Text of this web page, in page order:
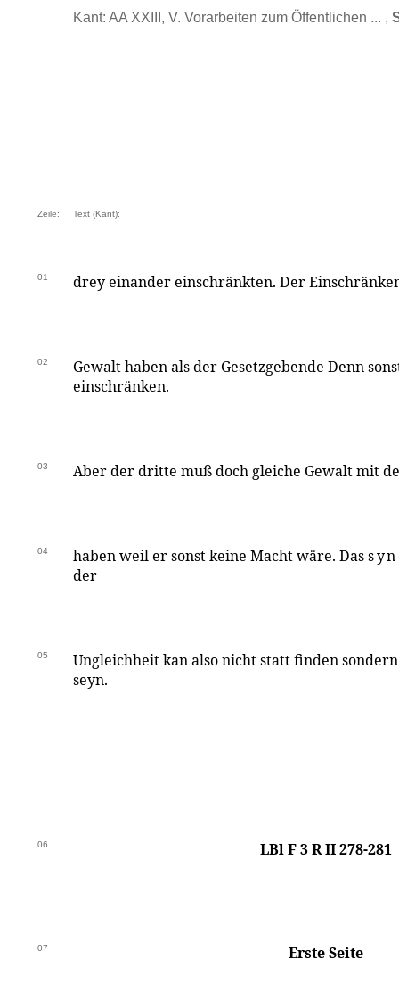
Kant: AA XXIII, V. Vorarbeiten zum Öffentlichen ... ,
Zeile: Text (Kant):
01 drey einander einschränkten. Der
02
Gewalt haben als der Gesetzgebende Denn
einschränken.
03 Aber der dritte muß doch gleiche Gewalt mit
04 haben weil er sonst keine Macht wäre. Das
der
05
Ungleichheit kan also nicht statt finden
seyn.
06 LBl F 3 R II 278-281
07 Erste Seite